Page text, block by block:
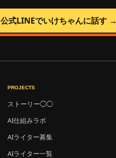
公式LINEでいけちゃんに話す →
PROJECTS
ストーリー◯◯
AI仕組みラボ
AIライター募集
AIライター一覧